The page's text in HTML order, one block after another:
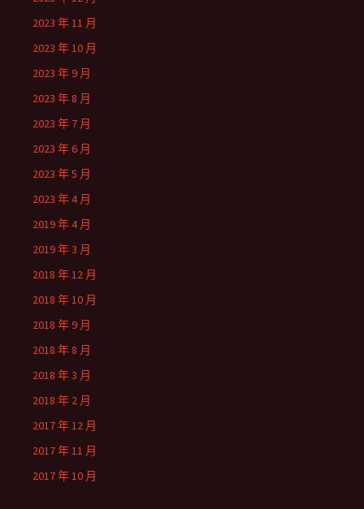
2023 年 11 月
2023 年 10 月
2023 年 9 月
2023 年 8 月
2023 年 7 月
2023 年 6 月
2023 年 5 月
2023 年 4 月
2019 年 4 月
2019 年 3 月
2018 年 12 月
2018 年 10 月
2018 年 9 月
2018 年 8 月
2018 年 3 月
2018 年 2 月
2017 年 12 月
2017 年 11 月
2017 年 10 月